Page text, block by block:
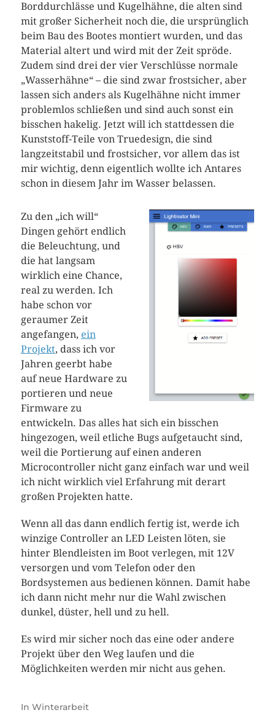
Borddurchlässe und Kugelhähne, die alten sind
mit großer Sicherheit noch die, die ursprünglich
beim Bau des Bootes montiert wurden, und das
Material altert und wird mit der Zeit spröde.
Zudem sind drei der vier Verschlüsse normale
„Wasserhähne“ – die sind zwar frostsicher, aber
lassen sich anders als Kugelhähne nicht immer
problemlos schließen und sind auch sonst ein
bisschen hakelig. Jetzt will ich stattdessen die
Kunststoff-Teile von Truedesign, die sind
langzeitstabil und frostsicher, vor allem das ist
mir wichtig, denn eigentlich wollte ich Antares
schon in diesem Jahr im Wasser belassen.
Zu den „ich will“
Dingen gehört endlich
die Beleuchtung, und
die hat langsam
wirklich eine Chance,
real zu werden. Ich
habe schon vor
geraumer Zeit
angefangen, ein
Projekt, dass ich vor
Jahren geerbt habe
auf neue Hardware zu
portieren und neue
Firmware zu
entwickeln. Das alles hat sich ein bisschen
hingezogen, weil etliche Bugs aufgetaucht sind,
weil die Portierung auf einen anderen
Microcontroller nicht ganz einfach war und weil
ich nicht wirklich viel Erfahrung mit derart
großen Projekten hatte.
Wenn all das dann endlich fertig ist, werde ich
winzige Controller an LED Leisten löten, sie
hinter Blendleisten im Boot verlegen, mit 12V
versorgen und vom Telefon oder den
Bordsystemen aus bedienen können. Damit habe
ich dann nicht mehr nur die Wahl zwischen
dunkel, düster, hell und zu hell.
Es wird mir sicher noch das eine oder andere
Projekt über den Weg laufen und die
Möglichkeiten werden mir nicht aus gehen.
In Winterarbeit